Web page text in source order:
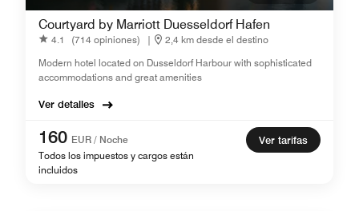
Courtyard by Marriott Duesseldorf Hafen
4.1 (714 opiniones) |
2,4 km desde el destino
Modern hotel located on Dusseldorf Harbour with sophisticated
accommodations and great amenities
Ver detalles
160 EUR / Noche
Todos los impuestos y cargos están
incluidos
Ver tarifas